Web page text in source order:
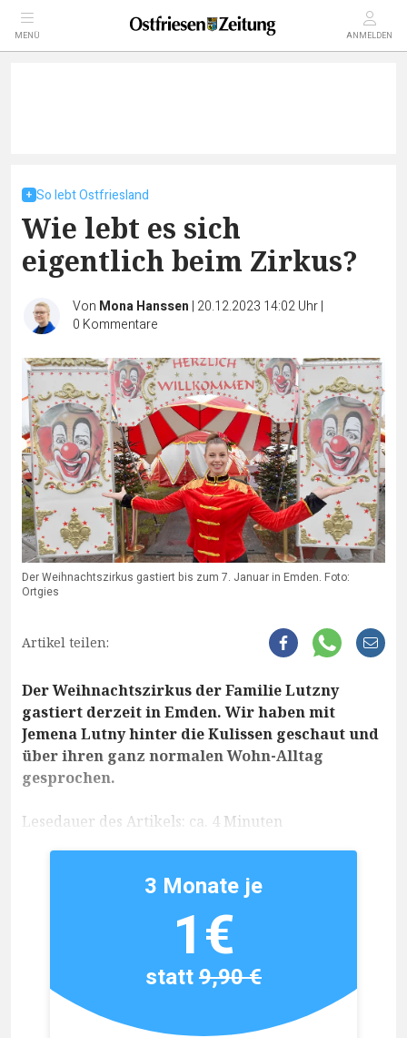
MENÜ ANMELDEN
So lebt Ostfriesland
Wie lebt es sich
eigentlich beim Zirkus?
Von Mona Hanssen | 20.12.2023 14:02 Uhr|
0 Kommentare
Der Weihnachtszirkus gastiert bis zum 7. Januar in Emden. Foto:
Ortgies
Artikel teilen:
Der Weihnachtszirkus der Familie Lutzny
gastiert derzeit in Emden. Wir haben mit
Jemena Lutny hinter die Kulissen geschaut und
über ihren ganz normalen Wohn-Alltag
gesprochen.
Lesedauer des Artikels: ca. 4 Minuten
3 Monate je
1€
statt9,90 €